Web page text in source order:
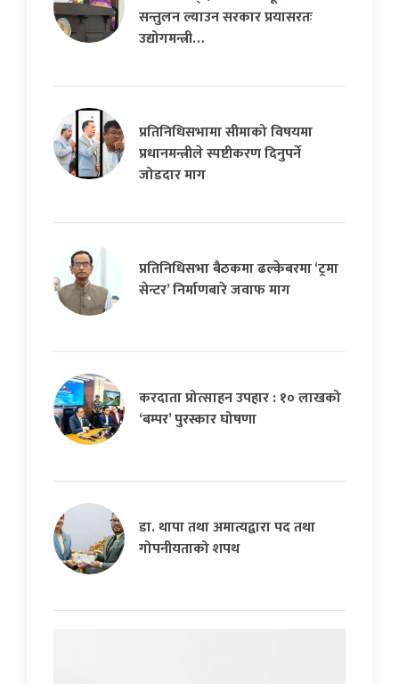
सन्तुलन ल्याउन सरकार प्रयासरतः
उद्योगमन्त्री…
प्रतिनिधिसभामा सीमाको विषयमा
प्रधानमन्त्रीले स्पष्टीकरण दिनुपर्ने
जोडदार माग
प्रतिनिधिसभा बैठकमा ढल्केबरमा ‘ट्रमा
सेन्टर’ निर्माणबारे जवाफ माग
करदाता प्रोत्साहन उपहार : १० लाखको
‘बम्पर’ पुरस्कार घोषणा
डा. थापा तथा अमात्यद्वारा पद तथा
गोपनीयताको शपथ